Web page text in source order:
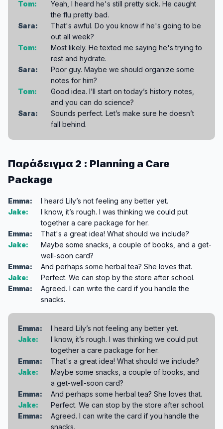
Tom:
Yeah, I heard he's still pretty sick. He caught
the flu pretty bad.
Sara:
That's awful. Do you know if he's going to be
out all week?
Tom:
Most likely. He texted me saying he's trying to
rest and hydrate.
Sara:
Poor guy. Maybe we should organize some
notes for him?
Tom:
Good idea. I’ll start on today’s history notes,
and you can do science?
Sara:
Sounds perfect. Let’s make sure he doesn’t
fall behind.
Παράδειγμα 2 : Planning a Care
Package
Emma:
I heard Lily’s not feeling any better yet.
Jake:
I know, it’s rough. I was thinking we could put
together a care package for her.
Emma:
That's a great idea! What should we include?
Jake:
Maybe some snacks, a couple of books, and a get-
well-soon card?
Emma:
And perhaps some herbal tea? She loves that.
Jake:
Perfect. We can stop by the store after school.
Emma:
Agreed. I can write the card if you handle the
snacks.
Emma:
I heard Lily’s not feeling any better yet.
Jake:
I know, it’s rough. I was thinking we could put
together a care package for her.
Emma:
That's a great idea! What should we include?
Jake:
Maybe some snacks, a couple of books, and
a get-well-soon card?
Emma:
And perhaps some herbal tea? She loves that.
Jake:
Perfect. We can stop by the store after school.
Emma:
Agreed. I can write the card if you handle the
snacks.